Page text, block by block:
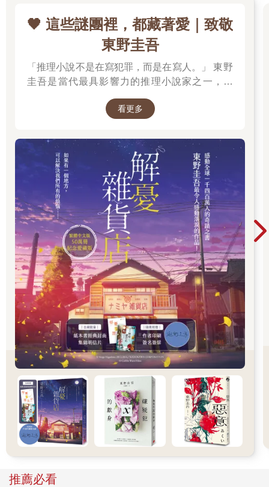
🖤 這些謎團裡，都藏著愛｜致敬
東野圭吾
「推理小說不是在寫犯罪，而是在寫人。」 東野
圭吾是當代最具影響力的推理小說家之一，自
《放學後》榮獲江戶川亂步獎出道以來，四十餘
年間創作超過百部作品，留下《白夜行》、《嫌
憂雜貨店》等無數經典，陪伴一代又一代讀者，
也讓推理小說跨越了類型文學的界線。 在他的故
事裡，推理從來不是終點。每一樁案件的背後，
都藏著人性的幽微、親情的牽絆、愛情的遺憾，
以及對生命最深刻的凝視。當真相揭曉的那一
刻，留在讀者心中的，往往不是兇手是誰，而是
那些無法言說的情感。
看更多
推薦必看